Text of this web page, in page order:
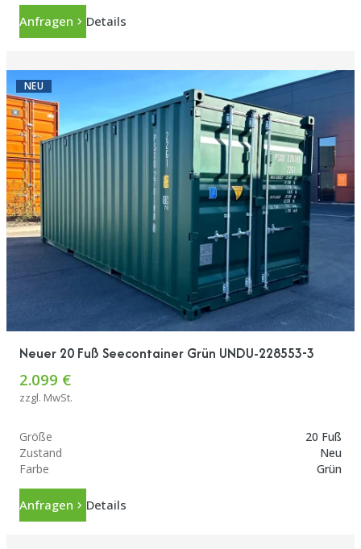
Anfragen Details
NEU
Neuer 20 Fuß Seecontainer Grün UNDU-228553-3
2.099 €
zzgl. MwSt.
Größe
20 Fuß
Zustand
Neu
Farbe
Grün
Anfragen Details